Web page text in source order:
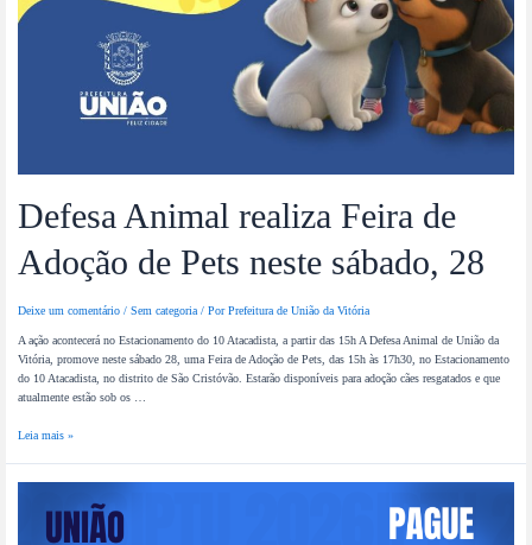
Defesa Animal realiza Feira de
Adoção de Pets neste sábado, 28
Deixe um comentário /Sem categoria/ PorPrefeitura de União da Vitória
A ação acontecerá no Estacionamento do 10 Atacadista, a partir das 15h A Defesa Animal de União da
Vitória, promove neste sábado 28, uma Feira de Adoção de Pets, das 15h às 17h30, no Estacionamento
do 10 Atacadista, no distrito de São Cristóvão. Estarão disponíveis para adoção cães resgatados e que
atualmente estão sob os …
Leia mais »